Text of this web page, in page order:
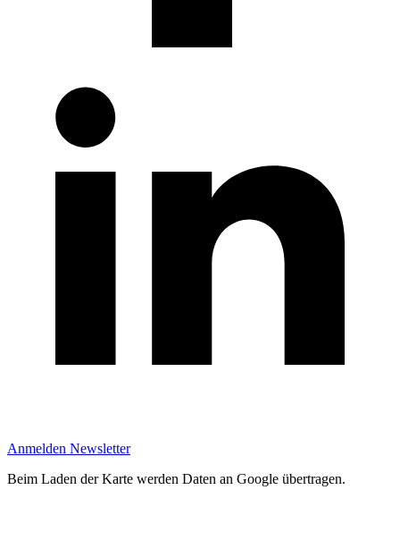
Anmelden Newsletter
Beim Laden der Karte werden Daten an Google übertragen.